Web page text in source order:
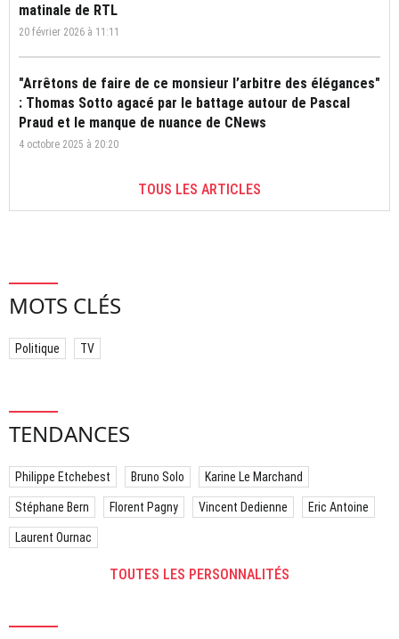
matinale de RTL
20 février 2026 à 11:11
"Arrêtons de faire de ce monsieur l’arbitre des élégances"
: Thomas Sotto agacé par le battage autour de Pascal
Praud et le manque de nuance de CNews
4 octobre 2025 à 20:20
TOUS LES ARTICLES
MOTS CLÉS
Politique TV
TENDANCES
Philippe Etchebest Bruno Solo Karine Le Marchand
Stéphane Bern Florent Pagny Vincent Dedienne Eric Antoine
Laurent Ournac
TOUTES LES PERSONNALITÉS